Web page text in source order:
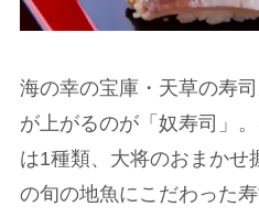
海の幸の宝庫・天草の寿
が上がるのが「奴寿司」
は1種類、大将のおまかせ
の旬の地魚にこだわった